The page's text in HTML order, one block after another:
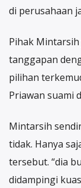
di perusahaan
Pihak
tanggapan
pilihan
Priawan suami
Mintarsih
tidak. Hanya
tersebut. “dia
didampingi